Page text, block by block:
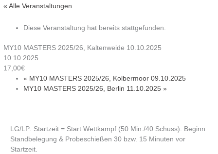
« Alle Veranstaltungen
Diese Veranstaltung hat bereits stattgefunden.
MY10 MASTERS 2025/26, Kaltenweide 10.10.2025
10.10.2025
17,00€
« MY10 MASTERS 2025/26, Kolbermoor 09.10.2025
MY10 MASTERS 2025/26, Berlin 11.10.2025»
LG/LP: Startzeit = Start Wettkampf (50 Min./40 Schuss). Beginn
Standbelegung & Probeschießen 30 bzw. 15 Minuten vor
Startzeit.